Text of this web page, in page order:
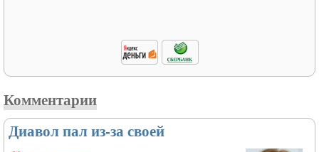
Комментарии
Диавол пал из-за своей